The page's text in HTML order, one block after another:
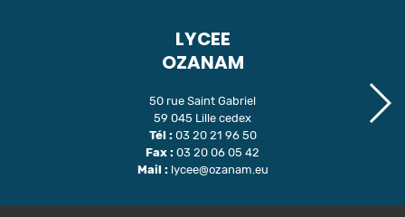
LYCEE
OZANAM
50 rue Saint Gabriel
59 045 Lille cedex
Tél : 03 20 21 96 50
Fax : 03 20 06 05 42
Mail : lycee@ozanam.eu